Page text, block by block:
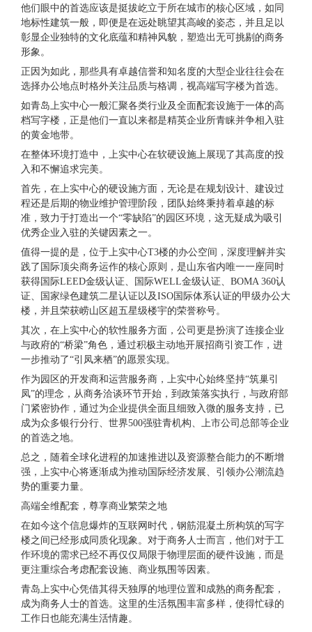
他们眼中的首选应该是挺拔屹立于所在城市的核心区域，如同
地标性建筑一般，即便是在远处眺望其高峻的姿态，并且足以
彰显企业独特的文化底蕴和精神风貌，塑造出无可挑剔的商务
形象。
正因为如此，那些具有卓越信誉和知名度的大型企业往往会在
选择办公地点时格外关注品质与格调，视高端写字楼为首选。
如青岛上实中心一般汇聚各类行业及全面配套设施于一体的高
档写字楼，正是他们一直以来都是精英企业所青睐并争相入驻
的黄金地带。
在整体环境打造中，上实中心在软硬设施上展现了其高度的投
入和不懈追求完美。
首先，在上实中心的硬设施方面，无论是在规划设计、建设过
程还是后期的物业维护管理阶段，团队始终秉持着卓越的标
准，致力于打造出一个“零缺陷”的园区环境，这无疑成为吸引
优秀企业入驻的关键因素之一。
值得一提的是，位于上实中心T3楼的办公空间，深度理解并实
践了国际顶尖商务运作的核心原则，是山东省内唯一一座同时
获得国际LEED金级认证、国际WELL金级认证、BOMA 360认
证、国家绿色建筑二星认证以及ISO国际体系认证的甲级办公大
楼，并且荣获崂山区超五星级楼宇的荣誉称号。
其次，在上实中心的软性服务方面，公司更是扮演了连接企业
与政府的“桥梁”角色，通过积极主动地开展招商引资工作，进
一步推动了“引凤来栖”的愿景实现。
作为园区的开发商和运营服务商，上实中心始终坚持“筑巢引
凤”的理念，从商务洽谈环节开始，到政策落实执行，与政府部
门紧密协作，通过为企业提供全面且细致入微的服务支持，已
成为众多银行分行、世界500强驻青机构、上市公司总部等企业
的首选之地。
总之，随着全球化进程的加速推进以及资源整合能力的不断增
强，上实中心将逐渐成为推动国际经济发展、引领办公潮流趋
势的重要力量。
高端全维配套，尊享商业繁荣之地
在如今这个信息爆炸的互联网时代，钢筋混凝土所构筑的写字
楼之间已经形成同质化现象。对于商务人士而言，他们对于工
作环境的需求已经不再仅仅局限于物理层面的硬件设施，而是
更注重综合考虑配套设施、商业氛围等因素。
青岛上实中心凭借其得天独厚的地理位置和成熟的商务配套，
成为商务人士的首选。这里的生活氛围丰富多样，使得忙碌的
工作日也能充满生活情趣。